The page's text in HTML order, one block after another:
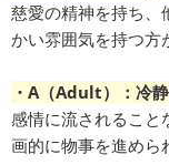
慈愛の精神を持ち、
かい雰囲気を持つ方
・A（Adult）：冷
感情に流されること
画的に物事を進めら